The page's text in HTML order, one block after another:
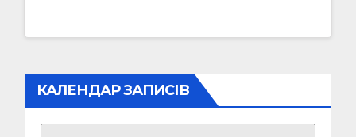
КАЛЕНДАР ЗАПИСІВ